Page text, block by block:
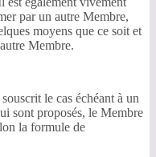
par un autre Membre,
moyens que ce soit et
Membre.
le cas échéant à un
sont proposés, le Membre
la formule de